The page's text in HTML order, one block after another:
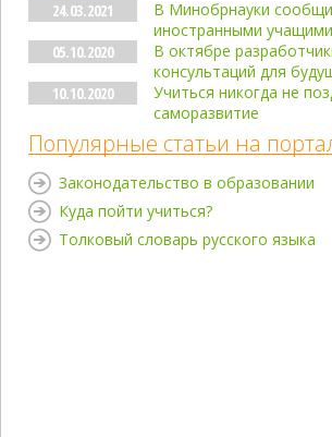
24.03.2021
В Минобрнауки
иностранными
05.10.2020
В октябре
консультаций для
10.10.2020
Учиться никогда не
саморазвитие
Популярные статьи на
Законодательство в образовании
Куда пойти учиться?
Толковый словарь русского языка